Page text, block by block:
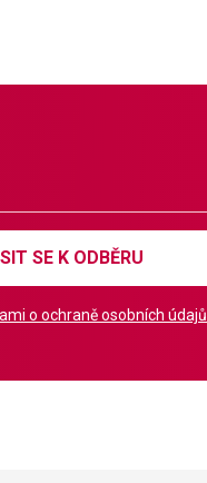
SE K ODBĚRU
o ochraně osobních údajů.